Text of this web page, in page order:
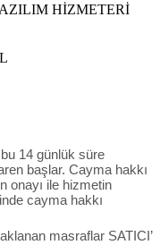
HİZMETERİ
bu 14 günlük süre
başlar. Cayma hakkı
onayı ile hizmetin
cayma hakkı
masraflar SATICI’